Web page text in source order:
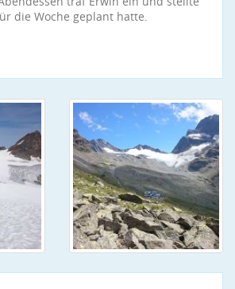
die Woche geplant hatte.